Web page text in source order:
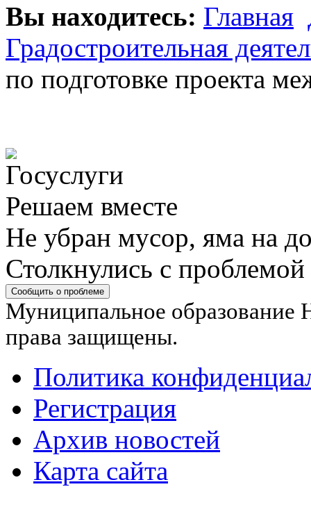
Вы находитесь: Главная
Градостроительная
по подготовке проекта
Решаем вместе
Не убран мусор, яма на
Столкнулись с
Сообщить о проблеме
Муниципальное образование
права защищены.
Политика
Регистрация
Архив новостей
Карта сайта